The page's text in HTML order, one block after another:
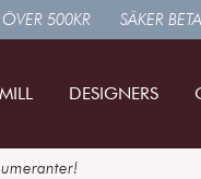
500KR SÄKER
DESIGNERS